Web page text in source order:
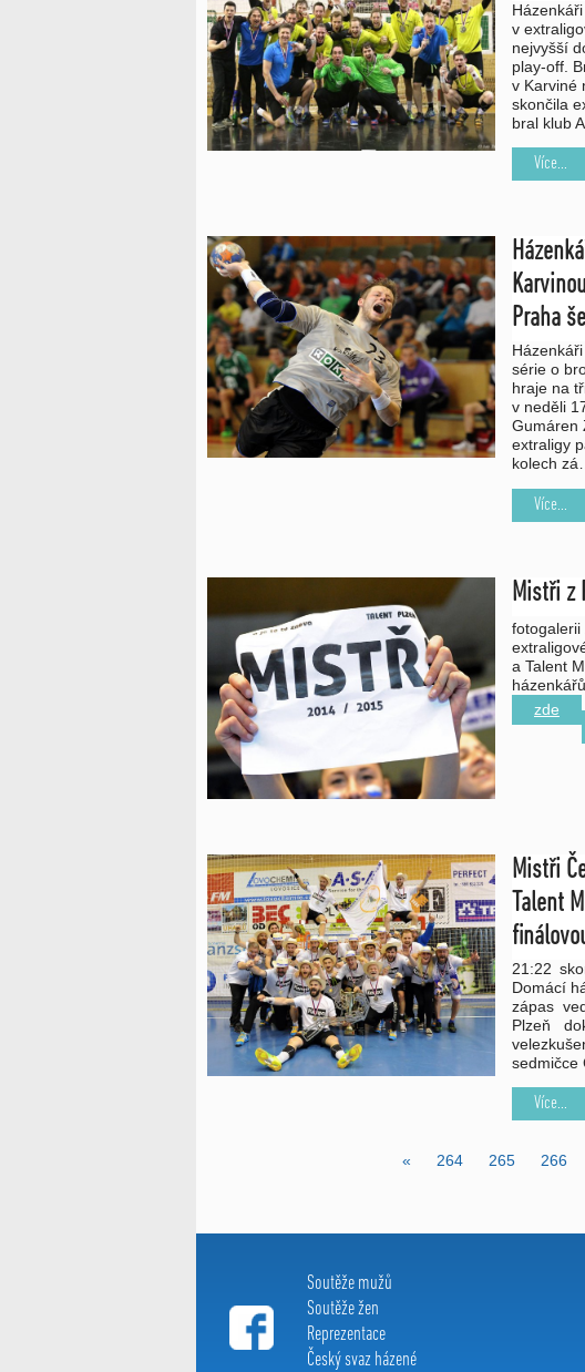
v
nejvyšší
play-off.
v Karviné
skončila
bral klub
Více...
Praha
série o
hraje na
v neděli
Gumáren
extraligy
kolech
Více...
Mistři z
fotogalerii
a Talent
zde
Mistři
Talent
21:22
Domácí
zápas
Plzeň
sedmičce
Více...
« 264 265 266
Soutěže mužů
Soutěže žen
Reprezentace
Český svaz házené